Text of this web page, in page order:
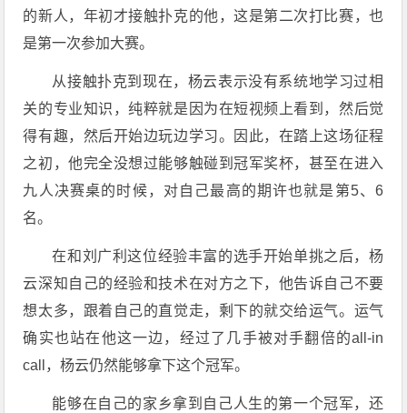
的新人，年初才接触扑克的他，这是第二次打比赛，也
是第一次参加大赛。
从接触扑克到现在，杨云表示没有系统地学习过相
关的专业知识，纯粹就是因为在短视频上看到，然后觉
得有趣，然后开始边玩边学习。因此，在踏上这场征程
之初，他完全没想过能够触碰到冠军奖杯，甚至在进入
九人决赛桌的时候，对自己最高的期许也就是第5、6
名。
在和刘广利这位经验丰富的选手开始单挑之后，杨
云深知自己的经验和技术在对方之下，他告诉自己不要
想太多，跟着自己的直觉走，剩下的就交给运气。运气
确实也站在他这一边，经过了几手被对手翻倍的all-in
call，杨云仍然能够拿下这个冠军。
能够在自己的家乡拿到自己人生的第一个冠军，还